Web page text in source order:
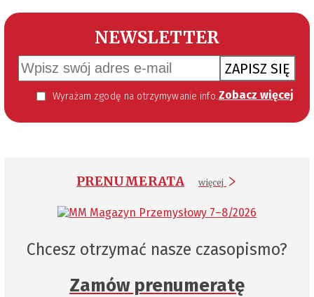
NEWSLETTER
ZAPISZ SIĘ
Wyrażam zgodę na otrzymywanie informacji handlowej kierowanej do mnie za pomocą środków komunikacji elektronicznej w szczególności poczty elektronicznej zgodnie z przepisem art. 10 ust 2 ustawy z dnia 18 lipca 2002 roku o świadczeniu usług drogą elektroniczną (Dz. U. 144 z 2002 r. poz. 1204). Zgoda jest dobrowolna, jednak jej wyrażenie jest konieczne, aby otrzymywać newsletter. Zobacz więcej
PRENUMERATA więcej
Chcesz otrzymać nasze czasopismo?
Zamów prenumeratę